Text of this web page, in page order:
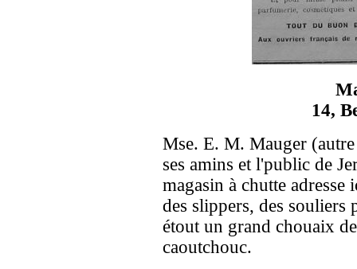
14,
Mse. E. M. Mauger
ses amins et l'public de
magasin à chutte adresse
des slippers, des souliers
étout un grand chouaix
caoutchouc.